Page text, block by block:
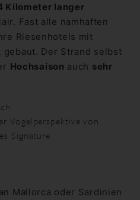
Kilometer langer
Fast alle namhaften
Riesenhotels mit
Der Strand selbst
Hochsaison auch sehr
Vogelperspektive von
Signature
Mallorca oder Sardinien